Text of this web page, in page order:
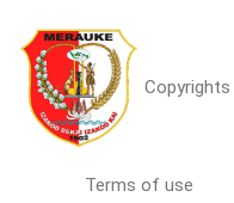
Copyrights
Terms of use